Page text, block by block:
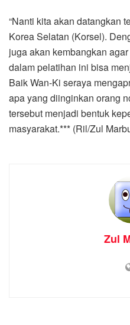
“Nanti kita akan datangkan
Korea Selatan (Korsel).
juga akan kembangkan
dalam pelatihan ini bisa
Baik Wan-Ki seraya
apa yang diinginkan orang
tersebut menjadi bentuk
masyarakat.*** (Ril/Zul
Zul